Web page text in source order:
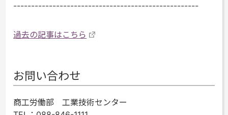
----------------------------------------------------
過去の記事はこちら
お問い合わせ
商工労働部 工業技術センター